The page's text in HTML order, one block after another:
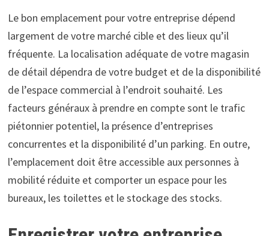
Le bon emplacement pour votre entreprise dépend
largement de votre marché cible et des lieux qu’il
fréquente. La localisation adéquate de votre magasin
de détail dépendra de votre budget et de la disponibilité
de l’espace commercial à l’endroit souhaité. Les
facteurs généraux à prendre en compte sont le trafic
piétonnier potentiel, la présence d’entreprises
concurrentes et la disponibilité d’un parking. En outre,
l’emplacement doit être accessible aux personnes à
mobilité réduite et comporter un espace pour les
bureaux, les toilettes et le stockage des stocks.